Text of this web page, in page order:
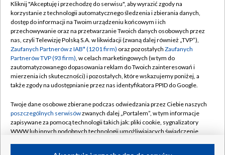
TVP
Abonament TVP
Emisja w TVP
Centrum informacji TVP
Naziemna Telewizja Cyfrowa
Rada Programowa
System NOS
Informacje o nadawcy
Regulamin TVP
Polityka prywatności
Moje zgody
Pomoc
Kontakt
Kanały
Kliknij "Akceptuję i przechodzę do serwisu", aby wyrazić zgody na
korzystanie z technologii automatycznego śledzenia i zbierania danych,
dostęp do informacji na Twoim urządzeniu końcowym i ich
przechowywanie oraz na przetwarzanie Twoich danych osobowych przez
nas, czyli Telewizję Polską S.A. w likwidacji (zwaną dalej również „TVP”),
Zaufanych Partnerów z IAB* (1201 firm) oraz pozostałych Zaufanych
Partnerów TVP (93 firm), w celach marketingowych (w tym do
zautomatyzowanego dopasowania reklam do Twoich zainteresowań i
mierzenia ich skuteczności) i pozostałych, które wskazujemy poniżej, a
także zgody na udostępnianie przez nas identyfikatora PPID do Google.
Twoje dane osobowe zbierane podczas odwiedzania przez Ciebie naszych
poszczególnych serwisówzwanych dalej „Portalem”, w tym informacje
zapisywane za pomocą technologii takich jak: pliki cookie, sygnalizatory
WWW lub innych podobnych technologii umożliwiających świadczenie